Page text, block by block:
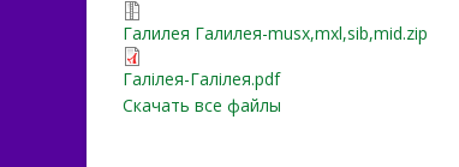
Галилея Галилея-
Галилея Галилея-musx,mxl,sib,mid.zip
Галілея-Галілея.pdf
Галілея-Галілея.pdf
Скачать все файлы